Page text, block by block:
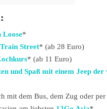
Loose*
Street* (ab 28 Euro)
* (ab 11 Euro)
und Spaß mit einem Jeep der
mit dem Bus, dem Zug oder